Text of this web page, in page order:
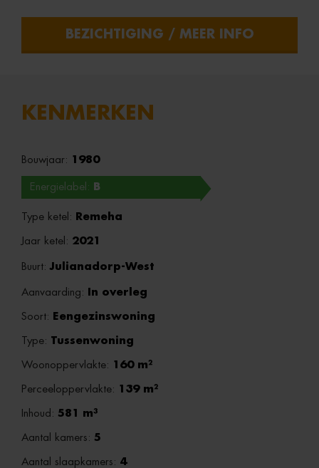
BEZICHTIGING / MEER INFO
KENMERKEN
Bouwjaar: 1980
Energielabel: B
Type ketel: Remeha
Jaar ketel: 2021
Buurt:Julianadorp-West
Aanvaarding: In overleg
Soort: Eengezinswoning
Type: Tussenwoning
Woonoppervlakte: 160 m²
Perceeloppervlakte: 139 m²
Inhoud: 581 m³
Aantal kamers: 5
Aantal slaapkamers: 4